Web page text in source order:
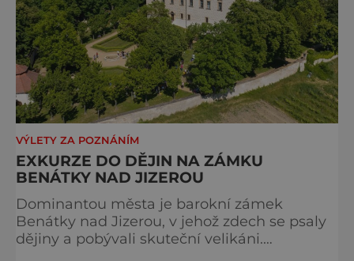
VÝLETY ZA POZNÁNÍM
EXKURZE DO DĚJIN NA ZÁMKU
BENÁTKY NAD JIZEROU
Dominantou města je barokní zámek
Benátky nad Jizerou, v jehož zdech se psaly
dějiny a pobývali skuteční velikáni.